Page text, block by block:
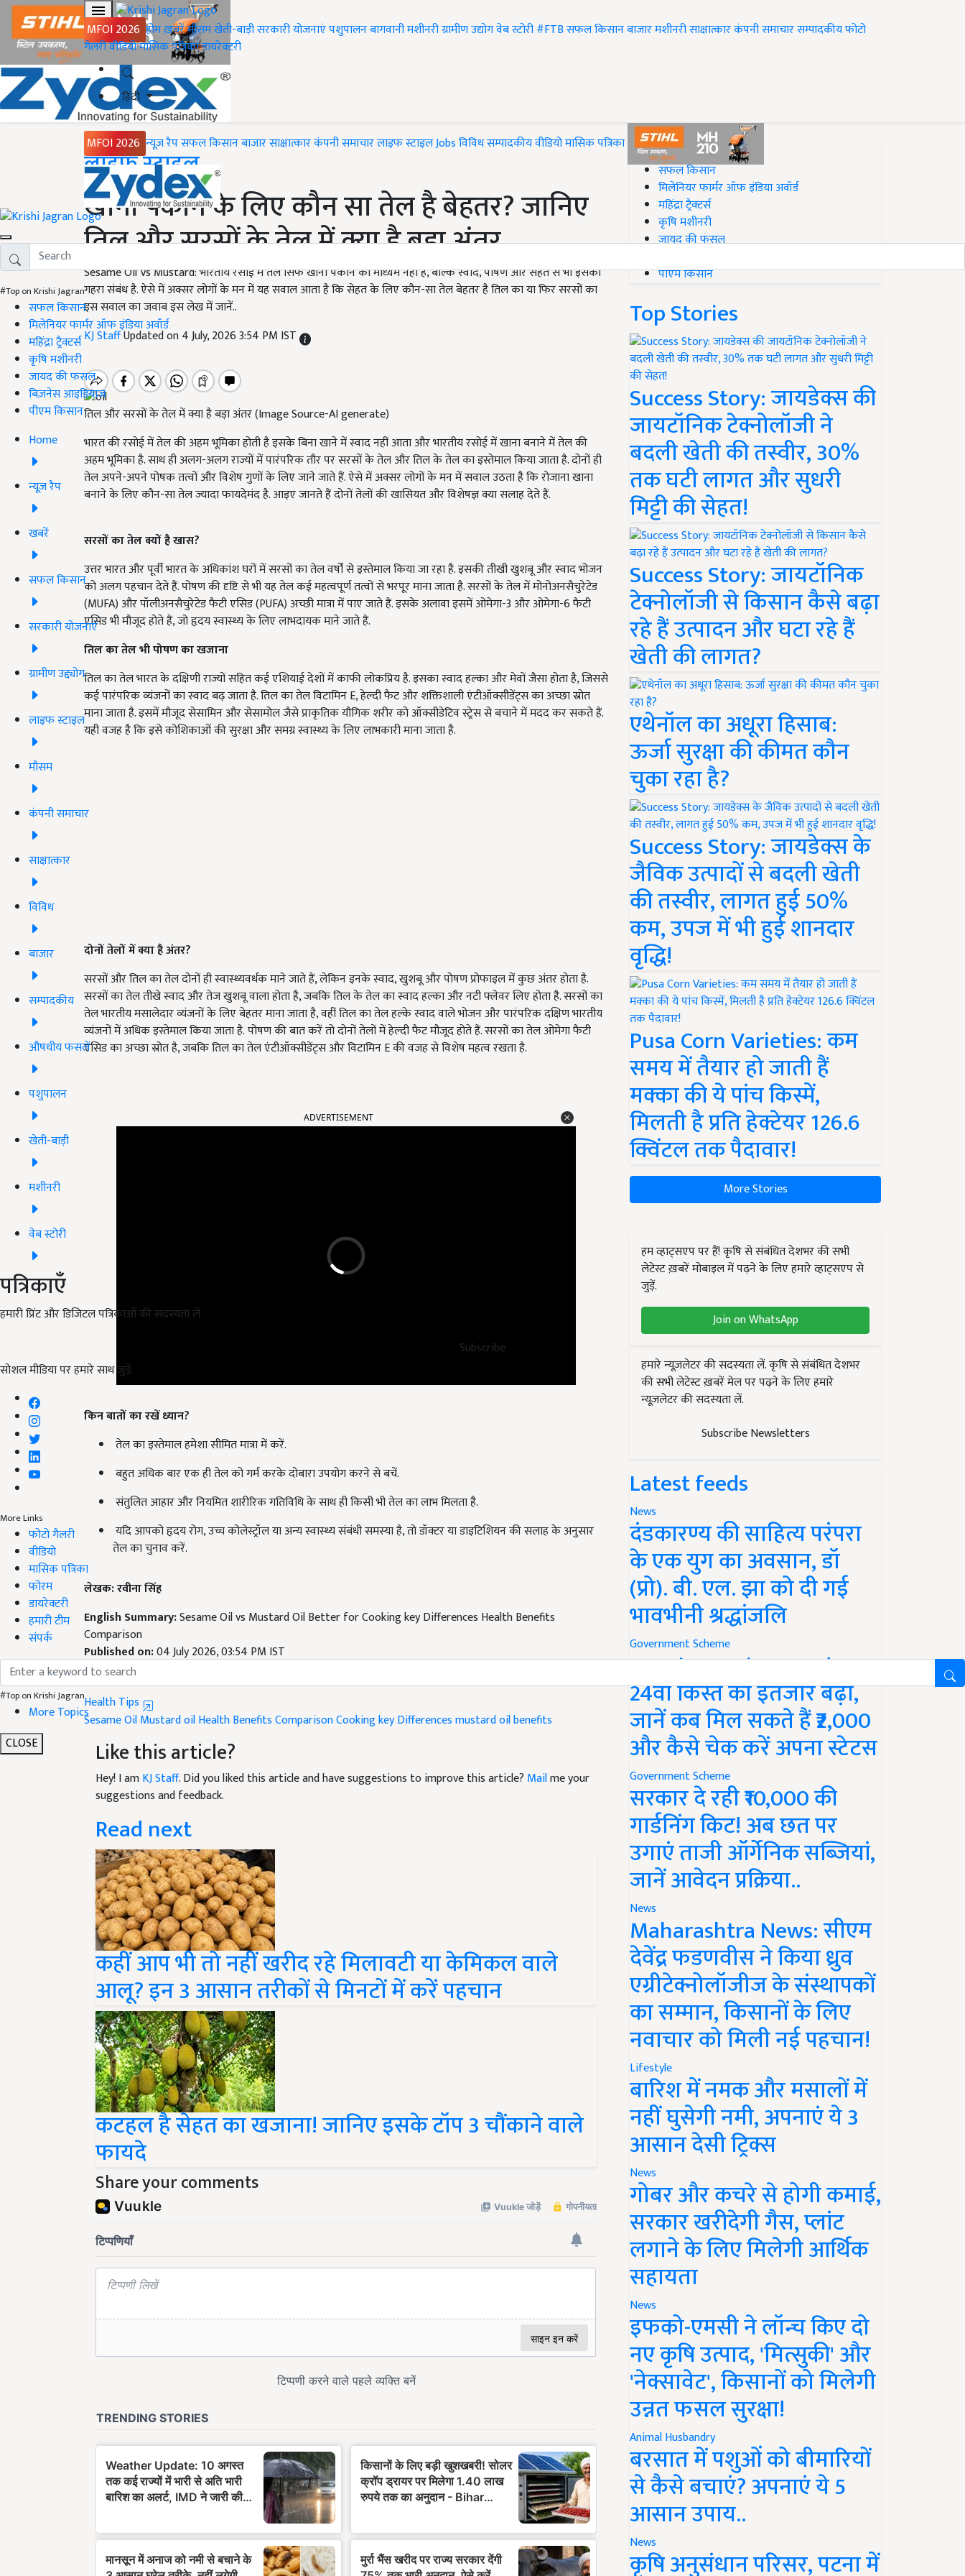
MFOI 2026 होमख़बरेंमौसमखेती-बाड़ीसरकारी योजनाएंपशुपालनबागवानीमशीनरीग्रामीण उद्योगवेब स्टोरी#FTBसफल किसानबाजारमशीनरीसाक्षात्कारकंपनी समाचारसम्पादकीयफोटो
गैलरीवीडियोमासिक पत्रिकाडायरेक्टरी
हिंदी
MFOI 2026 न्यूज़ रैपसफल किसानबाजारसाक्षात्कारकंपनी समाचारलाइफ स्टाइलJobsविविधसम्पादकीयवीडियोमासिक पत्रिका
#Top on Krishi Jagran
सफल किसान
मिलेनियर फार्मर ऑफ इंडिया अवॉर्ड
महिंद्रा ट्रैक्टर्स
कृषि मशीनरी
जायद की फसल
बिज़नेस आइडियाज
पीएम किसान
Home
न्यूज़ रैप
खबरें
सफल किसान
सरकारी योजनाएं
ग्रामीण उद्द्योग
लाइफ स्टाइल
मौसम
कंपनी समाचार
साक्षात्कार
विविध
बाजार
सम्पादकीय
औषधीय फसलें
पशुपालन
खेती-बाड़ी
मशीनरी
वेब स्टोरी
पत्रिकाएँ
हमारी प्रिंट और डिजिटल पत्रिकाओं की सदस्यता लें
Subscribe
सोशल मीडिया पर हमारे साथ जुड़ें:
More Links
फोटो गैलरी
वीडियो
मासिक पत्रिका
फोरम
डायरेक्टरी
हमारी टीम
संपर्क
#Top on Krishi Jagran
More Topics
CLOSE
Home
लाइफ स्टाइल
खाना पकाने के लिए कौन सा तेल है बेहतर? जानिए
तिल और सरसों के तेल में क्या है बड़ा अंतर
Sesame Oil Vs Mustard: भारतीय रसोई में तेल सिर्फ खाना पकाने का माध्यम नहीं है, बल्कि स्वाद, पोषण और सेहत से भी इसका
गहरा संबंध है. ऐसे में अक्सर लोगों के मन में यह सवाल आता है कि सेहत के लिए कौन-सा तेल बेहतर है तिल का या फिर सरसों का
इस सवाल का जवाब इस लेख में जानें..
KJ StaffUpdated on 4 July, 2026 3:54 PM IST
तिल और सरसों के तेल में क्या है बड़ा अंतर (Image Source-AI generate)
भारत की रसोई में तेल की अहम भूमिका होती है इसके बिना खाने में स्वाद नहीं आता और भारतीय रसोई में खाना बनाने में तेल की
अहम भूमिका है. साथ ही अलग-अलग राज्यों में पारंपरिक तौर पर सरसों के तेल और तिल के तेल का इस्तेमाल किया जाता है. दोनों ही
तेल अपने-अपने पोषक तत्वों और विशेष गुणों के लिए जाने जाते हैं. ऐसे में अक्सर लोगों के मन में सवाल उठता है कि रोजाना खाना
बनाने के लिए कौन-सा तेल ज्यादा फायदेमंद है. आइए जानते हैं दोनों तेलों की खासियत और विशेषज्ञ क्या सलाह देते हैं.
सरसों का तेल क्यों है खास?
उत्तर भारत और पूर्वी भारत के अधिकांश घरों में सरसों का तेल वर्षों से इस्तेमाल किया जा रहा है. इसकी तीखी खुशबू और स्वाद भोजन
को अलग पहचान देते हैं. पोषण की दृष्टि से भी यह तेल कई महत्वपूर्ण तत्वों से भरपूर माना जाता है. सरसों के तेल में मोनोअनसैचुरेटेड
(MUFA) और पॉलीअनसैचुरेटेड फैटी एसिड (PUFA) अच्छी मात्रा में पाए जाते हैं. इसके अलावा इसमें ओमेगा-3 और ओमेगा-6 फैटी
एसिड भी मौजूद होते हैं, जो हृदय स्वास्थ्य के लिए लाभदायक माने जाते हैं.
तिल का तेल भी पोषण का खजाना
तिल का तेल भारत के दक्षिणी राज्यों सहित कई एशियाई देशों में काफी लोकप्रिय है. इसका स्वाद हल्का और मेवों जैसा होता है, जिससे
कई पारंपरिक व्यंजनों का स्वाद बढ़ जाता है. तिल का तेल विटामिन E, हेल्दी फैट और शक्तिशाली एंटीऑक्सीडेंट्स का अच्छा स्रोत
माना जाता है. इसमें मौजूद सेसामिन और सेसामोल जैसे प्राकृतिक यौगिक शरीर को ऑक्सीडेटिव स्ट्रेस से बचाने में मदद कर सकते हैं.
यही वजह है कि इसे कोशिकाओं की सुरक्षा और समग्र स्वास्थ्य के लिए लाभकारी माना जाता है.
दोनों तेलों में क्या है अंतर?
सरसों और तिल का तेल दोनों ही स्वास्थ्यवर्धक माने जाते हैं, लेकिन इनके स्वाद, खुशबू और पोषण प्रोफाइल में कुछ अंतर होता है.
सरसों का तेल तीखे स्वाद और तेज खुशबू वाला होता है, जबकि तिल के तेल का स्वाद हल्का और नटी फ्लेवर लिए होता है. सरसों का
तेल भारतीय मसालेदार व्यंजनों के लिए बेहतर माना जाता है, वहीं तिल का तेल हल्के स्वाद वाले भोजन और पारंपरिक दक्षिण भारतीय
व्यंजनों में अधिक इस्तेमाल किया जाता है.पोषण की बात करें तो दोनों तेलों में हेल्दी फैट मौजूद होते हैं. सरसों का तेल ओमेगा फैटी
एसिड का अच्छा स्रोत है, जबकि तिल का तेल एंटीऑक्सीडेंट्स और विटामिन E की वजह से विशेष महत्व रखता है.
संतुलित आहार और नियमित शारीरिक गतिविधि के साथ ही किसी भी तेल का लाभ मिलता है.
यदि आपको हृदय रोग, उच्च कोलेस्ट्रॉल या अन्य स्वास्थ्य संबंधी समस्या है, तो डॉक्टर या डाइटिशियन की सलाह के अनुसार
तेल का चुनाव करें.
लेखक: रवीना सिंह
Comparison
Published on:
Related Topics
Health Tips
Sesame Oil Mustard oil
Like this article?
Hey! I amKJ Staff. Did you liked this article and have suggestions to improve this article?
suggestions and feedback.
Read next
कहीं आप भी तो नहीं खरीद रहे मिलावटी या केमिकल वाले
आलू? इन 3 आसान तरीकों से मिनटों में करें पहचान
कटहल है सेहत का खजाना! जानिए इसके टॉप 3 चौंकाने वाले
फायदे
Share your comments
#Top on Krishi Jagran
सफल किसान
मिलेनियर फार्मर ऑफ इंडिया अवॉर्ड
महिंद्रा ट्रैक्टर्स
कृषि मशीनरी
जायद की फसल
पीएम किसान
Top Stories
Success Story: जायडेक्स की
जायटॉनिक टेक्नोलॉजी ने
बदली खेती की तस्वीर, 30%
तक घटी लागत और सुधरी
मिट्टी की सेहत!
Success Story: जायटॉनिक
टेक्नोलॉजी से किसान कैसे बढ़ा
रहे हैं उत्पादन और घटा रहे हैं
खेती की लागत?
एथेनॉल का अधूरा हिसाब:
ऊर्जा सुरक्षा की कीमत कौन
चुका रहा है?
Success Story: जायडेक्स के
जैविक उत्पादों से बदली खेती
की तस्वीर, लागत हुई 50%
कम, उपज में भी हुई शानदार
वृद्धि!
Pusa Corn Varieties: कम
समय में तैयार हो जाती हैं
मक्का की ये पांच किस्में,
मिलती है प्रति हेक्टेयर 126.6
क्विंटल तक पैदावार!
More Stories
हम व्हाट्सएप पर हैं! कृषि से संबंधित देशभर की सभी
लेटेस्ट ख़बरें मोबाइल में पढ़ने के लिए हमारे व्हाट्सएप से
जुड़ें.
Join on WhatsApp
हमारे न्यूज़लेटर की सदस्यता लें. कृषि से संबंधित देशभर
की सभी लेटेस्ट ख़बरें मेल पर पढ़ने के लिए हमारे
न्यूज़लेटर की सदस्यता लें.
Subscribe Newsletters
Latest feeds
News
दंडकारण्य की साहित्य परंपरा
के एक युग का अवसान, डॉ
(प्रो). बी. एल. झा को दी गई
भावभीनी श्रद्धांजलि
Government Scheme
PM Kisan Yojana Update:
24वीं किस्त का इंतजार बढ़ा,
जानें कब मिल सकते हैं ₹2,000
और कैसे चेक करें अपना स्टेटस
Government Scheme
सरकार दे रही ₹10,000 की
गार्डनिंग किट! अब छत पर
उगाएं ताजी ऑर्गेनिक सब्जियां,
जानें आवेदन प्रक्रिया..
News
Maharashtra News: सीएम
देवेंद्र फडणवीस ने किया ध्रुव
एग्रीटेक्नोलॉजीज के संस्थापकों
का सम्मान, किसानों के लिए
नवाचार को मिली नई पहचान!
Lifestyle
बारिश में नमक और मसालों में
नहीं घुसेगी नमी, अपनाएं ये 3
आसान देसी ट्रिक्स
News
गोबर और कचरे से होगी कमाई,
सरकार खरीदेगी गैस, प्लांट
लगाने के लिए मिलेगी आर्थिक
सहायता
News
इफको-एमसी ने लॉन्च किए दो
नए कृषि उत्पाद, 'मित्सुकी' और
'नेक्सावेट', किसानों को मिलेगी
उन्नत फसल सुरक्षा!
Animal Husbandry
बरसात में पशुओं को बीमारियों
से कैसे बचाएं? अपनाएं ये 5
आसान उपाय..
News
कृषि अनुसंधान परिसर, पटना में